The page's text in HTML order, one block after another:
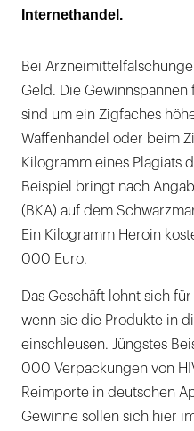
Internethandel.
Bei
Geld. Die
sind um ein Zigfaches
Waffenhandel oder beim
Kilogramm eines Plagiats
Beispiel bringt nach
(BKA) auf dem
Ein Kilogramm Heroin
000 Euro.
Das Geschäft lohnt sich
wenn sie die Produkte in
einschleusen. Jüngstes
000 Verpackungen von
Reimporte in deutschen
Gewinne sollen sich hier